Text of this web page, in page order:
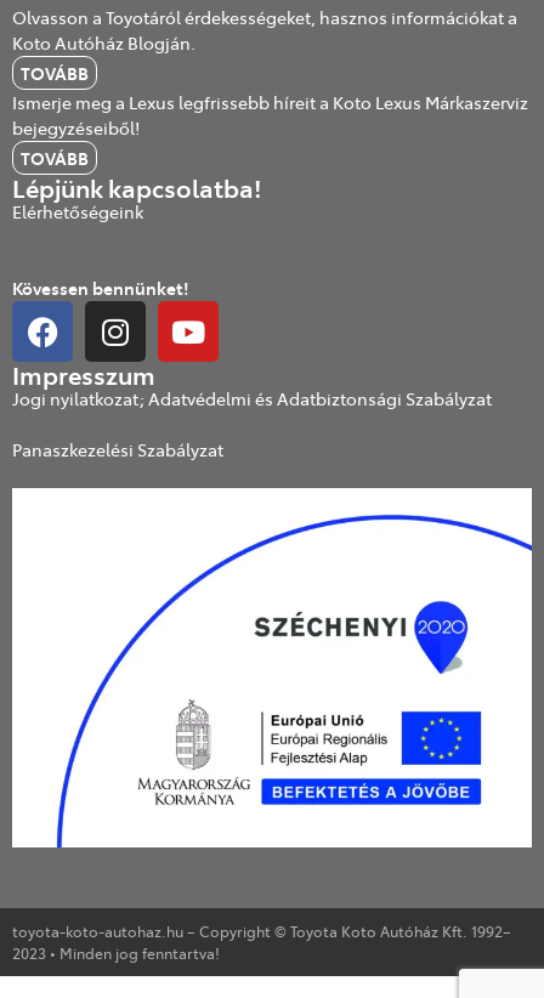
Olvasson a Toyotáról érdekességeket, hasznos információkat a
Koto Autóház Blogján.
TOVÁBB
Ismerje meg a Lexus legfrissebb híreit a Koto Lexus Márkaszerviz
bejegyzéseiből!
TOVÁBB
Lépjünk kapcsolatba!
Elérhetőségeink
Kövessen bennünket!
Impresszum
Jogi nyilatkozat; Adatvédelmi és Adatbiztonsági Szabályzat
Panaszkezelési Szabályzat
toyota-koto-autohaz.hu – Copyright © Toyota Koto Autóház Kft. 1992–
2023 • Minden jog fenntartva!